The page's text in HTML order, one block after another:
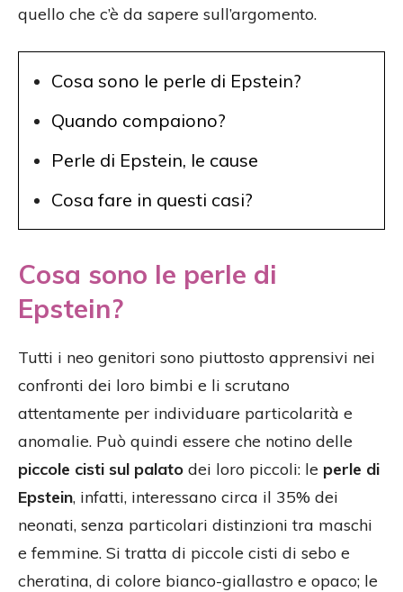
quello che c’è da sapere sull’argomento.
Cosa sono le perle di Epstein?
Quando compaiono?
Perle di Epstein, le cause
Cosa fare in questi casi?
Cosa sono le perle di
Epstein?
Tutti i neo genitori sono piuttosto apprensivi nei
confronti dei loro bimbi e li scrutano
attentamente per individuare particolarità e
anomalie. Può quindi essere che notino delle
piccole cisti sul palato dei loro piccoli: le perle di
Epstein, infatti, interessano circa il 35% dei
neonati, senza particolari distinzioni tra maschi
e femmine. Si tratta di piccole cisti di sebo e
cheratina, di colore bianco-giallastro e opaco; le